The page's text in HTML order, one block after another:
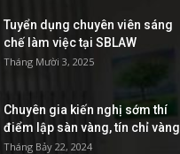
Tuyển dụng chuyên viên sáng
chế làm việc tại SBLAW
Tháng Mười 3, 2025
Chuyên gia kiến nghị sớm thí
điểm lập sàn vàng, tín chỉ vàng
Tháng Bảy 22, 2024